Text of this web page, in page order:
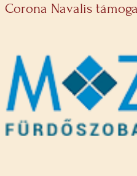
Corona Navalis